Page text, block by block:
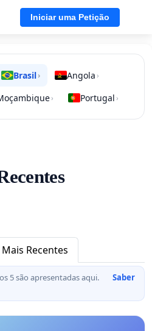
Iniciar uma Petição
Brasil› Angola ›
› Portugal ›
Recentes
5 são apresentadas aqui.
Saber